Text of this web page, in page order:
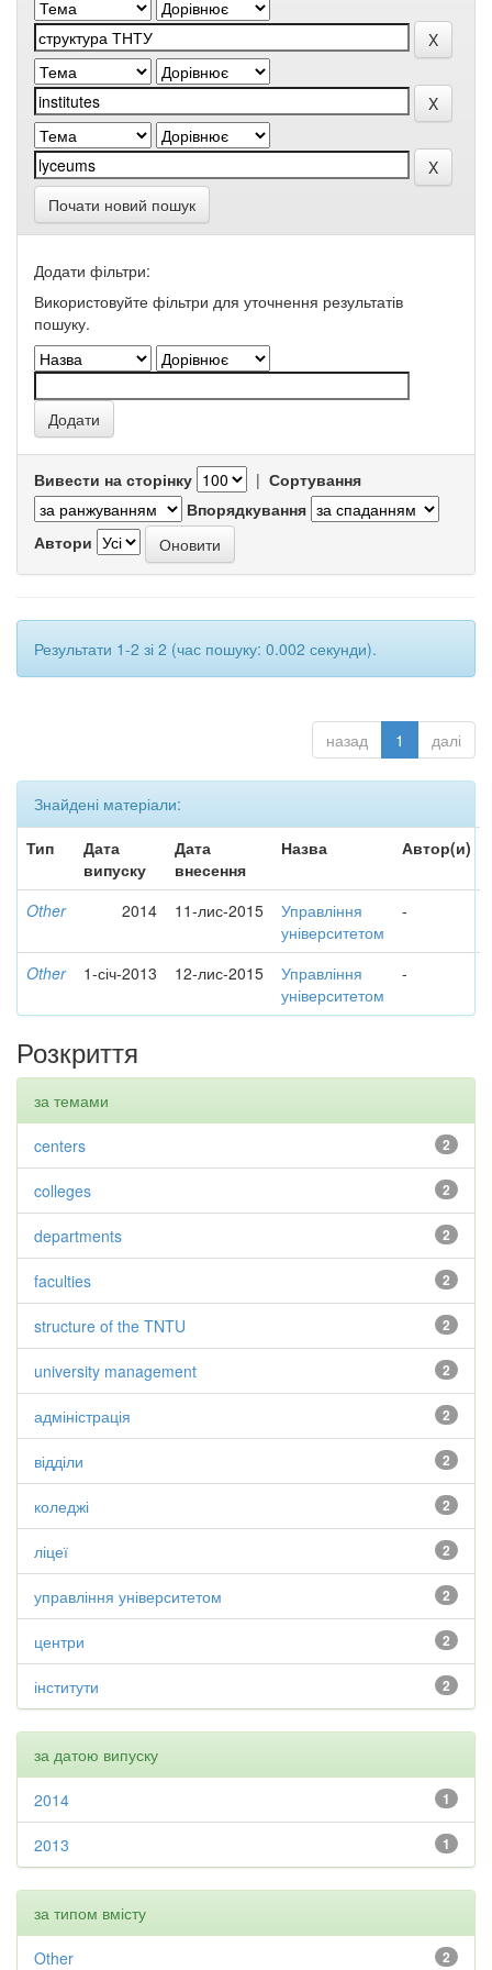
Почати новий пошук
Додати фільтри:
Використовуйте фільтри для уточнення результатів
пошуку.
Вивести на сторінку | Сортування
Впорядкування
Автори
Результати 1-2 зі 2 (час пошуку: 0.002 секунди).
назад 1 далі
Знайдені матеріали:
Тип
Дата
випуску
Дата
внесення
Назва Автор(и)
Other 2014 11-лис-2015
Управління
університетом
-
Other 1-січ-2013 12-лис-2015
Управління
університетом
-
Розкриття
за темами
2
centers
2
colleges
2
departments
2
faculties
2
structure of the TNTU
2
university management
2
адміністрація
2
відділи
2
коледжі
2
ліцеї
2
управління університетом
2
центри
2
інститути
за датою випуску
1
2014
1
2013
за типом вмісту
2
Other